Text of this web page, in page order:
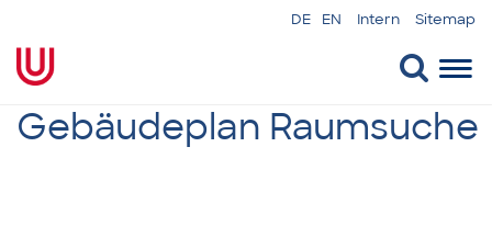
DE EN Intern Sitemap
Gebäudeplan Raumsuche